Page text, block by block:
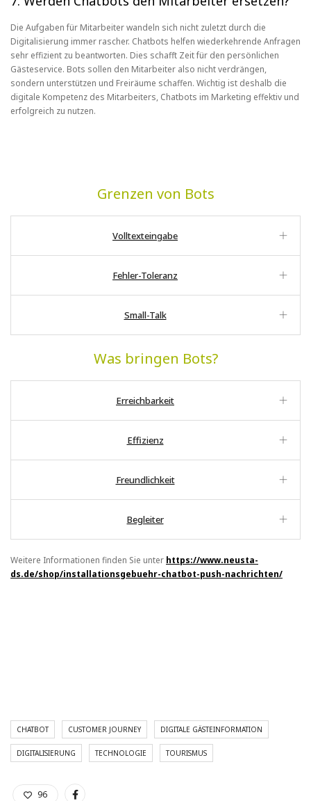
Die Aufgaben für Mitarbeiter wandeln sich nicht zuletzt durch die
Digitalisierung immer rascher. Chatbots helfen wiederkehrende Anfragen
sehr effizient zu beantworten. Dies schafft Zeit für den persönlichen
Gästeservice. Bots sollen den Mitarbeiter also nicht verdrängen,
sondern unterstützen und Freiräume schaffen. Wichtig ist deshalb die
digitale Kompetenz des Mitarbeiters, Chatbots im Marketing effektiv und
erfolgreich zu nutzen.
Grenzen von Bots
Volltexteingabe
Fehler-Toleranz
Small-Talk
Was bringen Bots?
Erreichbarkeit
Effizienz
Freundlichkeit
Begleiter
Weitere Informationen finden Sie unter https://www.neusta-
ds.de/shop/installationsgebuehr-chatbot-push-nachrichten/
CHATBOT CUSTOMER JOURNEY DIGITALE GÄSTEINFORMATION
DIGITALISIERUNG TECHNOLOGIE TOURISMUS
96